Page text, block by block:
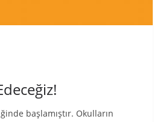
başlamıştır. Okulların